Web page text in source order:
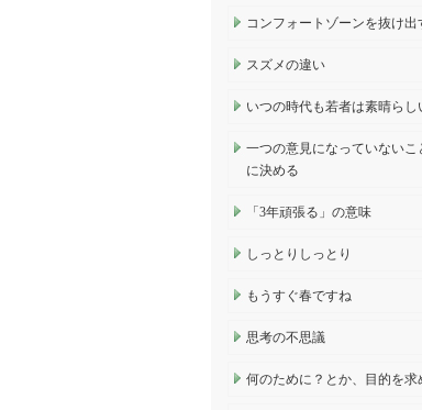
コンフォートゾーンを抜け出
スズメの違い
いつの時代も若者は素晴らし
一つの意見になっていないこ
に決める
「3年頑張る」の意味
しっとりしっとり
もうすぐ春ですね
思考の不思議
何のために？とか、目的を求